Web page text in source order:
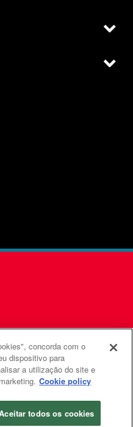
é uma agência da Igreja
Unida
Unidas. Todos os direitos
concorda com o
dispositivo para
a utilização do site e
Cookie policy
todos os cookies